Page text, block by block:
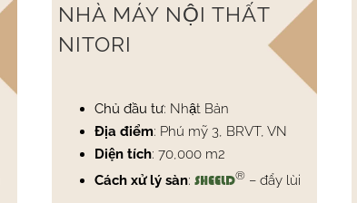
NHÀ MÁY NỘI THẤT
NITORI
Chủ đầu tư: Nhật Bản
Địa điểm: Phú mỹ 3, BRVT, VN
Diện tích: 70,000 m2
Cách xử lý sàn: SHEELD®– đẩy lùi